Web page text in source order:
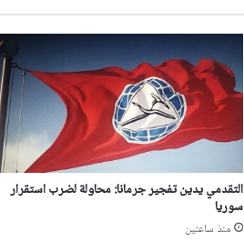
التقدمي يدين تفجير جرمانا: محاولة لضرب استقرار
سوريا
منذ ساعتين